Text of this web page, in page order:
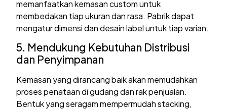
memanfaatkan kemasan custom untuk
membedakan tiap ukuran dan rasa. Pabrik dapat
mengatur dimensi dan desain label untuk tiap varian.
5. Mendukung Kebutuhan Distribusi
dan Penyimpanan
Kemasan yang dirancang baik akan memudahkan
proses penataan di gudang dan rak penjualan.
Bentuk yang seragam mempermudah stacking,